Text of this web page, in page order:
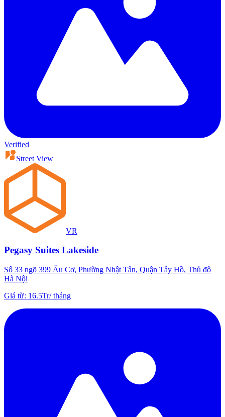
Verified
Street View
VR
Pegasy Suites Lakeside
Số 33 ngõ 399 Âu Cơ, Phường Nhật Tân, Quận Tây Hồ, Thủ đô
Hà Nội
Giá từ: 16.5Tr/tháng